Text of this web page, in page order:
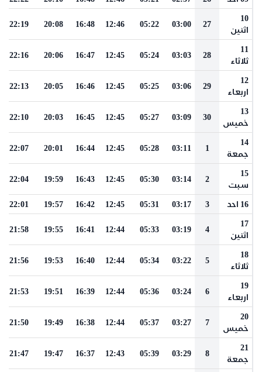
10
اثنين
27
03:00
05:22
12:46
16:48
20:08
22:19
11
ثلاثاء
28
03:03
05:24
12:45
16:47
20:06
22:16
12
اربعاء
29
03:06
05:25
12:45
16:46
20:05
22:13
13
خميس
30
03:09
05:27
12:45
16:45
20:03
22:10
14
جمعة
1
03:11
05:28
12:45
16:44
20:01
22:07
15
سبت
2
03:14
05:30
12:45
16:43
19:59
22:04
16 احد 3
03:17
05:31
12:45
16:42
19:57
22:01
17
اثنين
4
03:19
05:33
12:44
16:41
19:55
21:58
18
ثلاثاء
5
03:22
05:34
12:44
16:40
19:53
21:56
19
اربعاء
6
03:24
05:36
12:44
16:39
19:51
21:53
20
خميس
7
03:27
05:37
12:44
16:38
19:49
21:50
21
جمعة
8
03:29
05:39
12:43
16:37
19:47
21:47